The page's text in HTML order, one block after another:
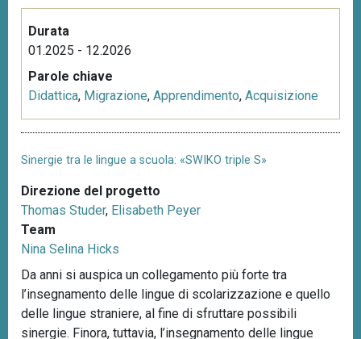
Durata
01.2025 - 12.2026
Parole chiave
Didattica, Migrazione, Apprendimento, Acquisizione
Sinergie tra le lingue a scuola: «SWIKO triple S»
Direzione del progetto
Thomas Studer, Elisabeth Peyer
Team
Nina Selina Hicks
Da anni si auspica un collegamento più forte tra
l’insegnamento delle lingue di scolarizzazione e quello
delle lingue straniere, al fine di sfruttare possibili
sinergie. Finora, tuttavia, l’insegnamento delle lingue